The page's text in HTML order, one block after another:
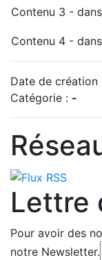
Contenu 3 -
Contenu 4 -
Date de création
Catégorie : -
Lettre
Pour avoir des
notre Newsletter.